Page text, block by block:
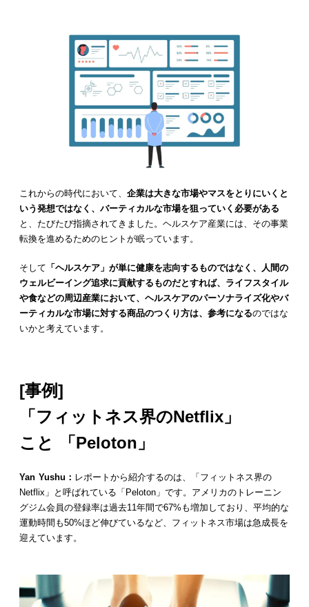
これからの時代において、 企業は大きな市場やマスをとりにいくと
いう発想ではなく、バーティカルな市場を狙っていく必要がある
と、たびたび指摘されてきました。ヘルスケア産業には、その事業
転換を進めるためのヒントが眠っています。
そして 「ヘルスケア」が単に健康を志向するものではなく、人間の
ウェルビーイング追求に貢献するものだとすれば、ライフスタイル
や食などの周辺産業において、ヘルスケアのパーソナライズ化やバ
ーティカルな市場に対する商品のつくり方は、参考になるのではな
いかと考えています。
[事例]
「フィットネス界のNetflix」
こと
「Peloton」
Yan Yushu： レポートから紹介するのは、「フィットネス界の
Netflix」と呼ばれている「Peloton」です。アメリカのトレーニン
グジム会員の登録率は過去11年間で67%も増加しており、平均的な
運動時間も50%ほど伸びているなど、フィットネス市場は急成長を
迎えています。